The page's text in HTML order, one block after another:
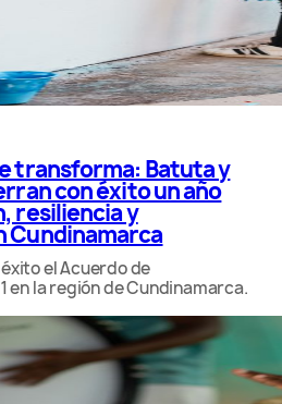
transforma: Batuta y
con éxito un año
resiliencia y
Cundinamarca
el Acuerdo de
en la región de Cundinamarca.